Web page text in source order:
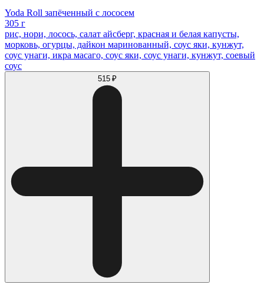
Yoda Roll запёченный с лососем
305 г
рис, нори, лосось, салат айсберг, красная и белая капусты,
морковь, огурцы, дайкон маринованный, соус яки, кунжут,
соус унаги, икра масаго, соус яки, соус унаги, кунжут, соевый
соус
515 ₽